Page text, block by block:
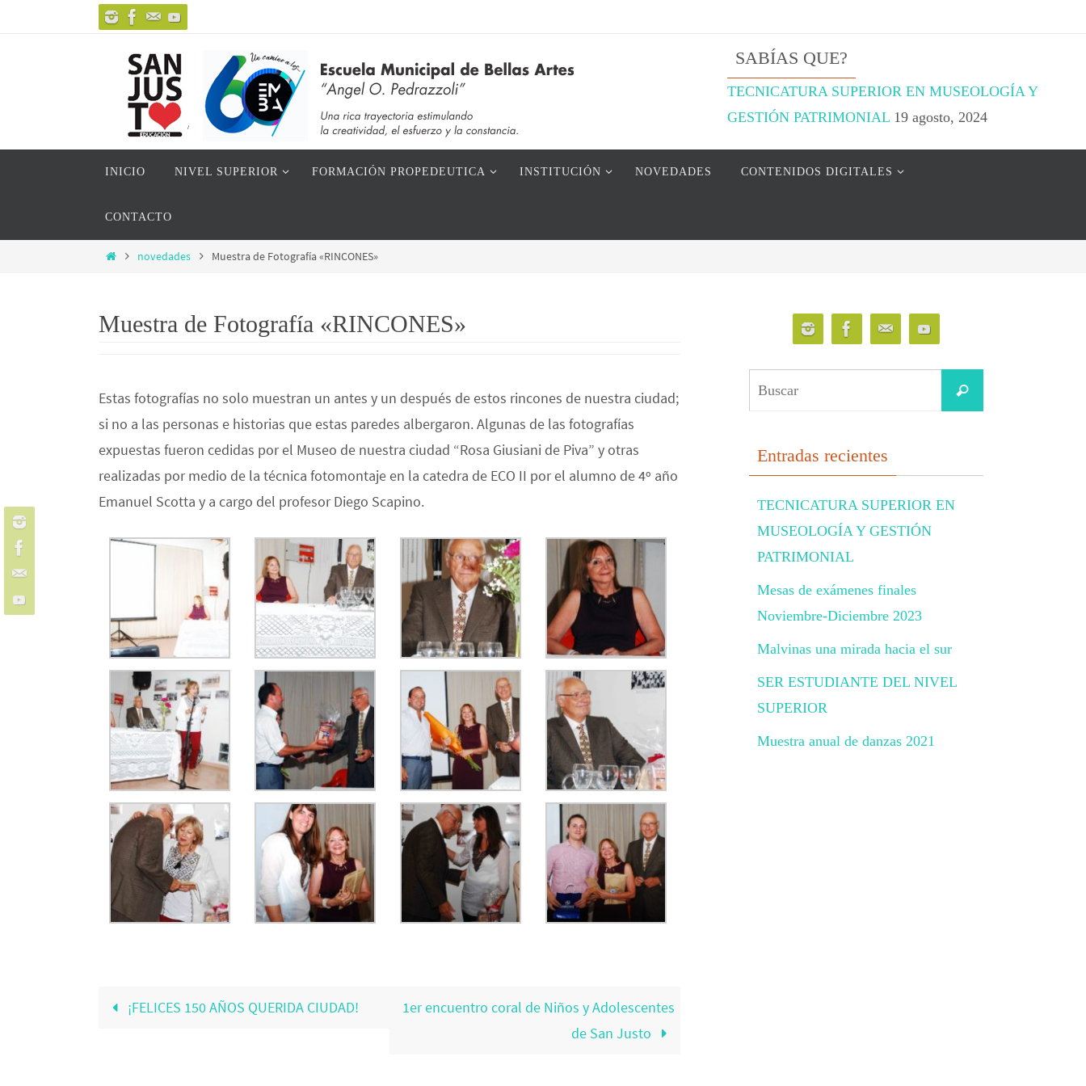
SABÍAS QUE?
TECNICATURA SUPERIOR EN MUSEOLOGÍA Y
GESTIÓN PATRIMONIAL 19 agosto, 2024
INICIO NIVEL SUPERIOR FORMACIÓN PROPEDEUTICA INSTITUCIÓN NOVEDADES CONTENIDOS DIGITALES
CONTACTO
Inicionovedades Muestra de Fotografía «RINCONES»
Muestra de Fotografía «RINCONES»
Estas fotografías no solo muestran un antes y un después de estos rincones de nuestra ciudad;
si no a las personas e historias que estas paredes albergaron. Algunas de las fotografías
expuestas fueron cedidas por el Museo de nuestra ciudad “Rosa Giusiani de Piva” y otras
realizadas por medio de la técnica fotomontaje en la catedra de ECO II por el alumno de 4º año
Emanuel Scotta y a cargo del profesor Diego Scapino.
¡FELICES 150 AÑOS QUERIDA CIUDAD!
1er encuentro coral de Niños y Adolescentes
de San Justo
Buscar
Entradas recientes
TECNICATURA SUPERIOR EN
MUSEOLOGÍA Y GESTIÓN
PATRIMONIAL
Mesas de exámenes finales
Noviembre-Diciembre 2023
Malvinas una mirada hacia el sur
SER ESTUDIANTE DEL NIVEL
SUPERIOR
Muestra anual de danzas 2021